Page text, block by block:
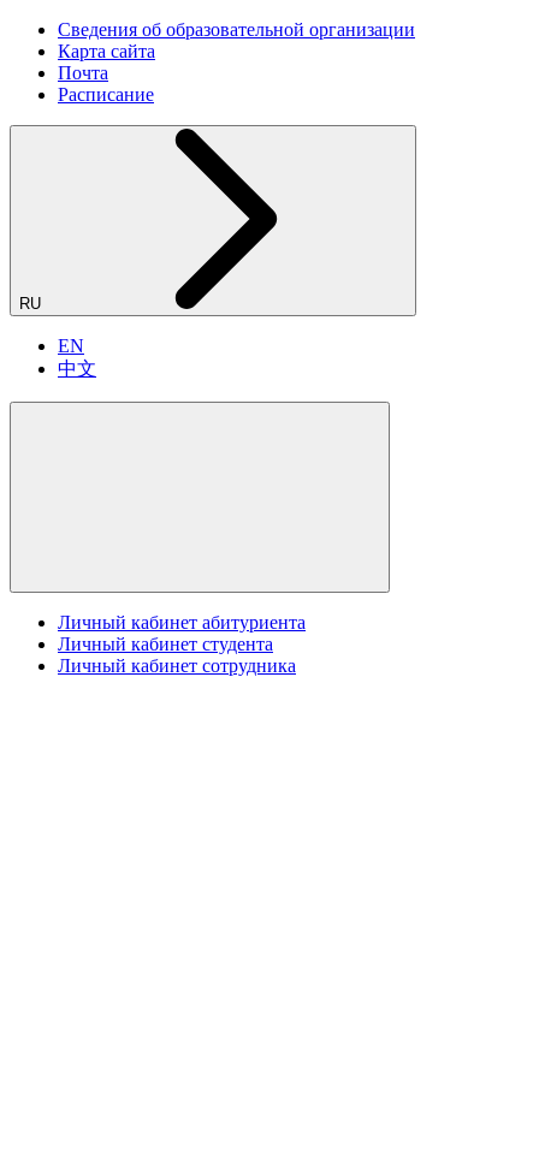
Сведения об образовательной организации
Карта сайта
Почта
Расписание
RU
EN
中文
Личный кабинет абитуриента
Личный кабинет студента
Личный кабинет сотрудника